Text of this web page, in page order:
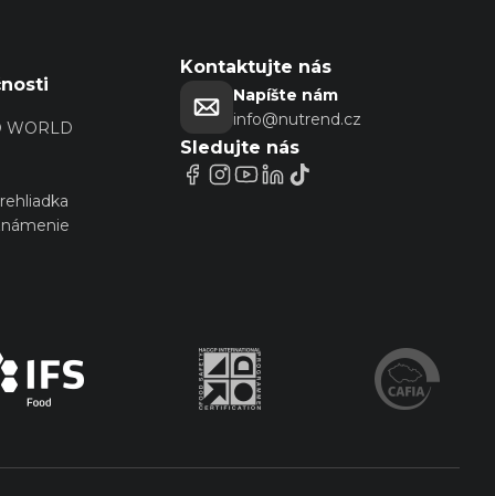
WORLD
Kontaktujte nás
Napíšte nám
info@nutrend.cz
Sledujte nás